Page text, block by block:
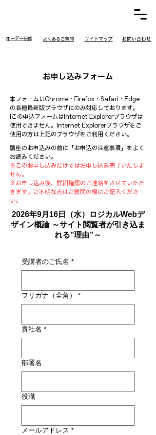
​オーダー研修 ​よくあるご質問 ​サイトマップ お問い合わせ
お申し込みフォーム
本フォームはChrome・Firefox・Safari・Edge
の各種最新版ブラウザにのみ対応しております。
Iこの申込フォームはInternet Explorerブラウザは
使用できません。Internet Explorerブラウザをご
使用の方は上記のブラウザをご利用ください。
講座のお申込みの前に「お申込の注意事項」をよく
お読みください。
※このお申し込みだけではお申し込み完了いたしま
せん。
※お申し込み後、詳細確認のご連絡をさせていただ
きます。ご不明な点はご質問の欄にご記入くださ
い。
2026年9月16日（水）ロジカルWebデ
ザイン概論 ～サイト閲覧者が引き込ま
れる”理由”～
受講者のご氏名 *
フリガナ（全角） *
貴社名 *
部署名
役職
メールアドレス *